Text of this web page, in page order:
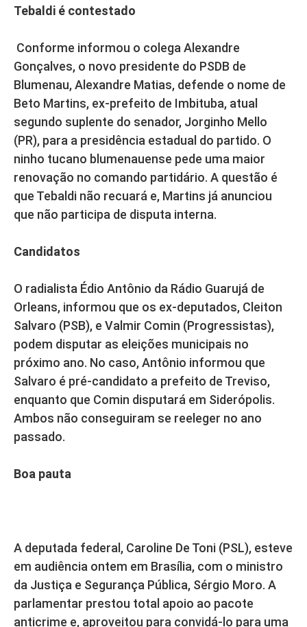
Tebaldi é contestado
Conforme informou o colega Alexandre
Gonçalves, o novo presidente do PSDB de
Blumenau, Alexandre Matias, defende o nome de
Beto Martins, ex-prefeito de Imbituba, atual
segundo suplente do senador, Jorginho Mello
(PR), para a presidência estadual do partido. O
ninho tucano blumenauense pede uma maior
renovação no comando partidário. A questão é
que Tebaldi não recuará e, Martins já anunciou
que não participa de disputa interna.
Candidatos
O radialista Édio Antônio da Rádio Guarujá de
Orleans, informou que os ex-deputados, Cleiton
Salvaro (PSB), e Valmir Comin (Progressistas),
podem disputar as eleições municipais no
próximo ano. No caso, Antônio informou que
Salvaro é pré-candidato a prefeito de Treviso,
enquanto que Comin disputará em Siderópolis.
Ambos não conseguiram se reeleger no ano
passado.
Boa pauta
A deputada federal, Caroline De Toni (PSL), esteve
em audiência ontem em Brasília, com o ministro
da Justiça e Segurança Pública, Sérgio Moro. A
parlamentar prestou total apoio ao pacote
anticrime e, aproveitou para convidá-lo para uma